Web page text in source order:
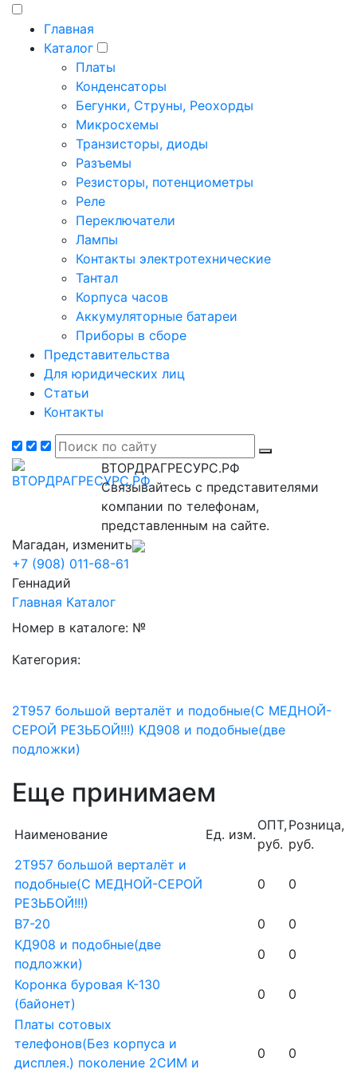
Главная
Каталог
Платы
Конденсаторы
Бегунки, Струны, Реохорды
Микросхемы
Транзисторы, диоды
Разъемы
Резисторы, потенциометры
Реле
Переключатели
Лампы
Контакты электротехнические
Тантал
Корпуса часов
Аккумуляторные батареи
Приборы в сборе
Представительства
Для юридических лиц
Статьи
Контакты
ВТОРДРАГРЕСУРС.РФ
Связывайтесь с представителями
компании по телефонам,
представленным на сайте.
Магадан, изменить
+7 (908) 011-68-61
Геннадий
Главная Каталог
Номер в каталоге: №
Категория:
2Т957 большой верталёт и подобные(С МЕДНОЙ-
СЕРОЙ РЕЗЬБОЙ!!!) КД908 и подобные(две
подложки)
Еще принимаем
Наименование Ед. изм.
ОПТ,
руб.
Розница,
руб.
2Т957 большой верталёт и
подобные(С МЕДНОЙ-СЕРОЙ
РЕЗЬБОЙ!!!)
0 0
В7-20 0
0
КД908 и подобные(две
подложки)
0
0
Коронка буровая К-130
(байонет)
0
0
Платы сотовых
телефонов(Без корпуса и
дисплея.) поколение 2СИМ и
0 0